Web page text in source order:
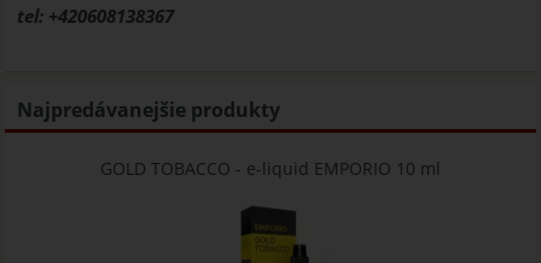
tel: +420608138367
Najpredávanejšie produkty
GOLD TOBACCO - e-liquid EMPORIO 10 ml